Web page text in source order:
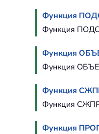
Функция
Функция
Функция
Функция
Функция
Функция
Функция